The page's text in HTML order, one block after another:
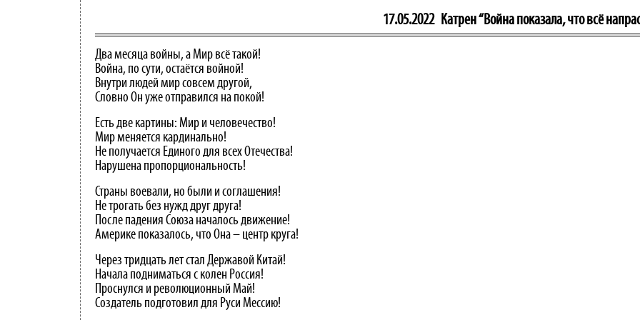
17.05.2022 Катрен “Война показала, что всё
Два месяца войны, а Мир всё такой!
Война, по сути, остаётся войной!
Внутри людей мир совсем другой,
Словно Он уже отправился на покой!
Есть две картины: Мир и человечество!
Мир меняется кардинально!
Не получается Единого для всех Отечества!
Нарушена пропорциональность!
Страны воевали, но были и соглашения!
Не трогать без нужд друг друга!
После падения Союза началось движение!
Америке показалось, что Она – центр круга!
Через тридцать лет стал Державой Китай!
Начала подниматься с колен Россия!
Проснулся и революционный Май!
Создатель подготовил для Руси Мессию!